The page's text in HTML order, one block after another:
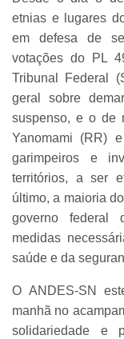
etnias e lugares
em defesa de
votações do PL
Tribunal Federal
geral sobre
suspenso, e o de
Yanomami (RR)
garimpeiros e
territórios, a ser
último, a maioria
governo federal
medidas
saúde e da
O ANDES-SN
manhã no
solidariedade e